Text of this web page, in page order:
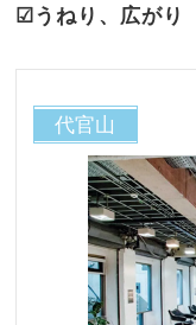
☑︎うねり、広がり
代官山